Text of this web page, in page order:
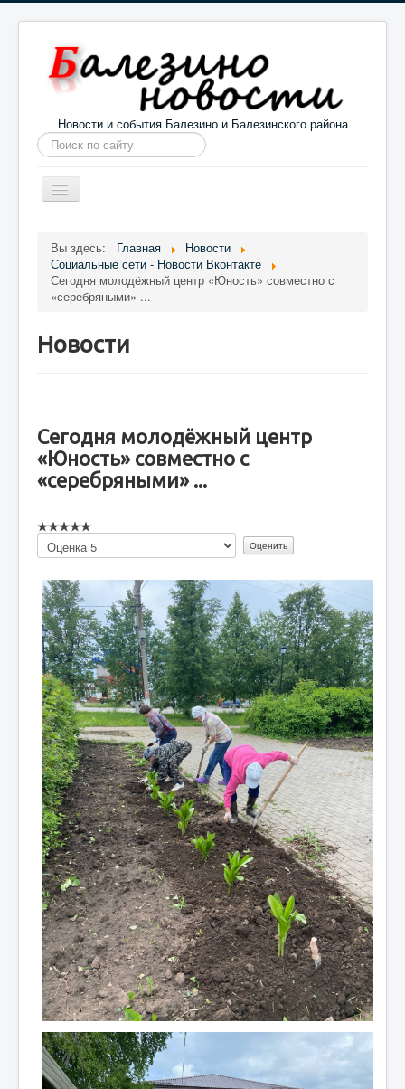
Новости и события Балезино и Балезинского района
Искать...
Toggle
Navigation
Информация Галерея О проекте
Вы здесь: Главная
Новости
Социальные сети - Новости Вконтакте
Сегодня молодёжный центр «Юность» совместно с
«серебряными» ...
Новости
Сегодня молодёжный центр
«Юность» совместно с
«серебряными» ...
Пожалуйста,
оцените